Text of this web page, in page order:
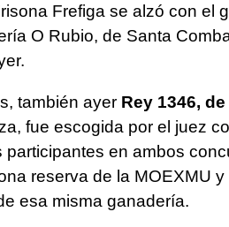
Frefiga se alzó con el
O Rubio, de Santa
también ayerRey 1346, de
fue escogida por el juez
participantes en ambos
reserva de la MOEXMU
esa misma ganadería.